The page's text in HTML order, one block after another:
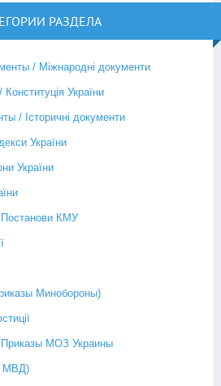
РАЗДЕЛА
/ Міжнародні документи
України
/ Історичні документи
України
України
КМУ
Минобороны)
МОЗ Украины
МВД)